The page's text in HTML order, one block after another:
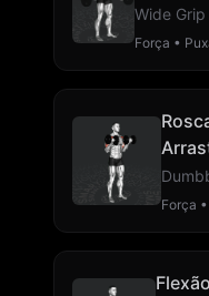
Wide
Força •
Força